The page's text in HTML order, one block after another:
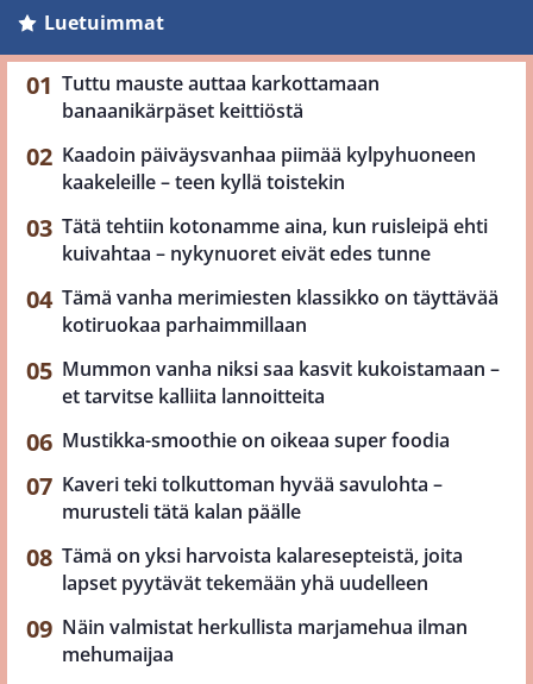
Luetuimmat
Tuttu mauste auttaa karkottamaan
banaanikärpäset keittiöstä
Kaadoin päiväysvanhaa piimää kylpyhuoneen
kaakeleille – teen kyllä toistekin
Tätä tehtiin kotonamme aina, kun ruisleipä ehti
kuivahtaa – nykynuoret eivät edes tunne
Tämä vanha merimiesten klassikko on täyttävää
kotiruokaa parhaimmillaan
Mummon vanha niksi saa kasvit kukoistamaan –
et tarvitse kalliita lannoitteita
Mustikka-smoothie on oikeaa super foodia
Kaveri teki tolkuttoman hyvää savulohta –
murusteli tätä kalan päälle
Tämä on yksi harvoista kalaresepteistä, joita
lapset pyytävät tekemään yhä uudelleen
Näin valmistat herkullista marjamehua ilman
mehumaijaa